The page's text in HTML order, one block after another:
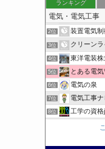
ランキング
1位 小さな引越
2位 装置電気制
3位 クリーン
4位 東洋電装
5位 とある電
6位 電気の泉
7位 電気工事ナ
8位 工学の資
日置空調 |